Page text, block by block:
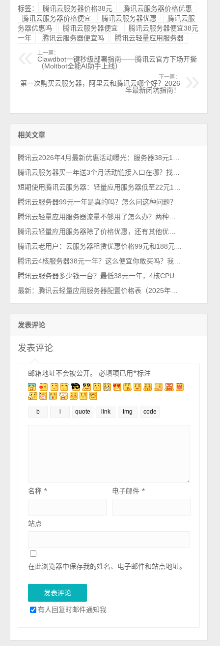
标签： 腾讯云服务器价格38元
腾讯云服务器价格优惠
腾讯云服务器价格便宜
腾讯云服务器优惠
腾讯云服
务器优惠吗
腾讯云服务器便宜
腾讯云服务器便宜38元
一年
腾讯云服务器便宜吗 腾讯云轻量应用服务器
上一篇：
Clawdbot一键秒级部署指南——腾讯云官方下场开撕
（Moltbot全能AI助手上线）
下一篇：
第一次购买云服务器，阿里云和腾讯云哪个好？2026
年最新闭坑指南！
相关文章
腾讯云服务器99元一年是真的吗？怎么问这种问题？
腾讯云服务器多少钱一台？最低38元一年，4核CPU
发表评论
发表评论
邮箱地址不会被公开。 必填项已用*标注
名称* 电子邮件*
站点
在此浏览器中保存我的姓名、电子邮件和站点地址。
有人回复时邮件通知我